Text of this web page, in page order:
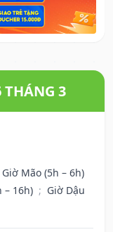
THÁNG 3
Giờ Mão (5h – 6h)
– 16h) ; Giờ Dậu